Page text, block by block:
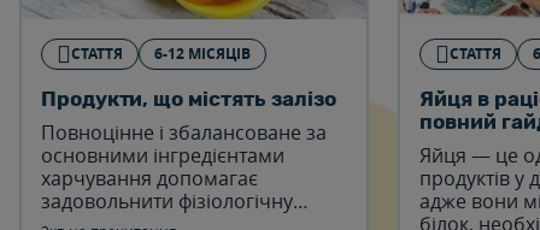
СТАТТЯ 6-12 МІСЯЦІВ
Продукти, що містять залізо
Повноцінне і збалансоване за
основними інгредієнтами
харчування допомагає
задовольнити фізіологічну
потребу організму дитини в
СТАТТЯ
Яйця в
повний
Яйця — це
продуктів у
адже вони
білок,